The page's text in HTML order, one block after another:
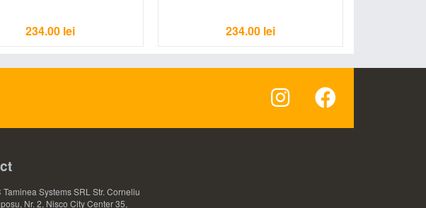
234.00 lei 234.00 lei
Taminea Systems SRL Str. Corneliu
Nr. 2, Nisco City Center 35,